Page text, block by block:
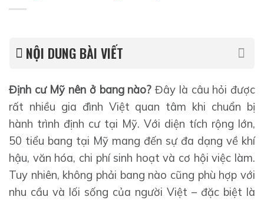
NỘI DUNG BÀI VIẾT
Định cư Mỹ nên ở bang nào? Đây là câu hỏi được
rất nhiều gia đình Việt quan tâm khi chuẩn bị
hành trình định cư tại Mỹ. Với diện tích rộng lớn,
50 tiểu bang tại Mỹ mang đến sự đa dạng về khí
hậu, văn hóa, chi phí sinh hoạt và cơ hội việc làm.
Tuy nhiên, không phải bang nào cũng phù hợp với
nhu cầu và lối sống của người Việt – đặc biệt là